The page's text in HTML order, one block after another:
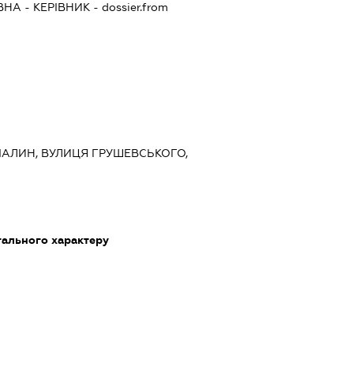
- КЕРІВНИК - dossier.from
ВУЛИЦЯ ГРУШЕВСЬКОГО,
характеру